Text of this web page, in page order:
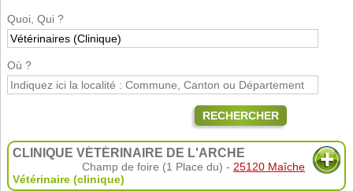
Quoi, Qui ?
Où ?
RECHERCHER
CLINIQUE VÉTÉRINAIRE DE L'ARCHE
Champ de foire (1 Place du) - 25120 Maîche
Vétérinaire (clinique)